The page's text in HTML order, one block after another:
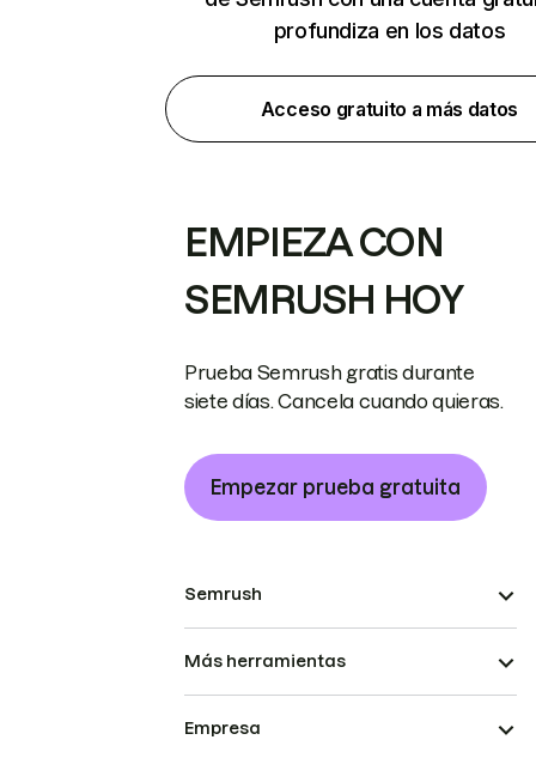
profundiza en los datos
Acceso gratuito a más datos
EMPIEZA CON
SEMRUSH HOY
Prueba Semrush gratis durante
siete días. Cancela cuando quieras.
Empezar prueba gratuita
Semrush
Más herramientas
Empresa